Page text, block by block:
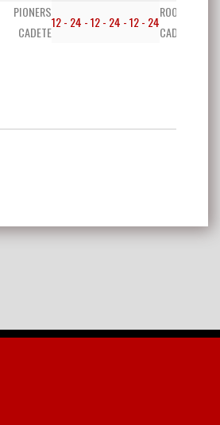
PIONERS
CADETE
12 - 24 - 12 - 24 - 12 - 24
ROOKIES
CADETE